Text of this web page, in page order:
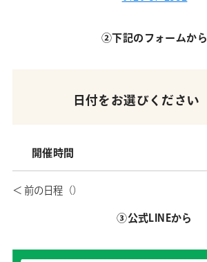
②下記のフォームから
日付をお選びください
開催時間
③公式LINEから